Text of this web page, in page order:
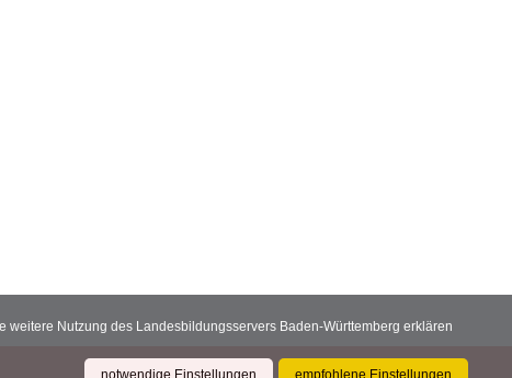
Nutzung des Landesbildungsservers Baden-Württemberg erklären
notwendige Einstellungen
empfohlene Einstellungen